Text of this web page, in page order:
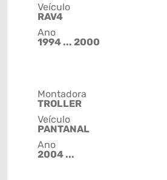
Veículo
RAV4
Ano
1994 ... 2000
Montadora
TROLLER
Veículo
PANTANAL
Ano
2004 ...